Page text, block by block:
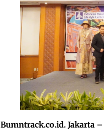
Bumntrack.co.id. Jakarta –